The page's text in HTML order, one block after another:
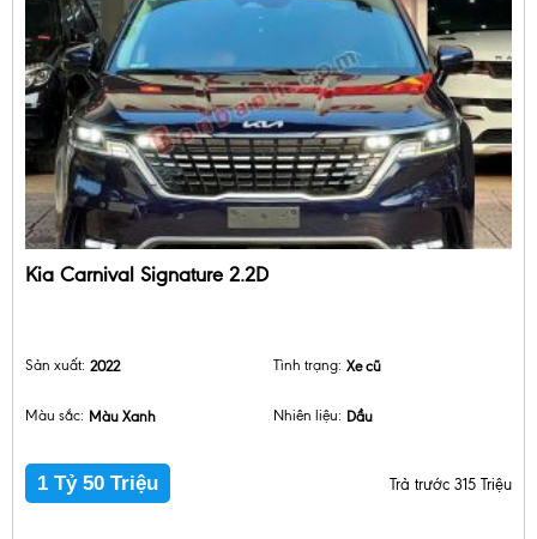
Kia Carnival Signature 2.2D
Sản xuất: 2022 Tình trạng: Xe cũ
Màu sắc: Màu Xanh Nhiên liệu: Dầu
1 Tỷ 50 Triệu Trả trước 315 Triệu